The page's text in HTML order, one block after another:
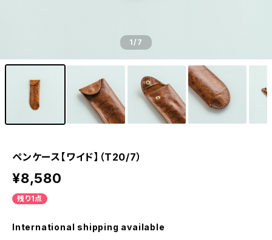
1/7
ペンケース【ワイド】（T20/7）
¥8,580
残り1点
International shipping available